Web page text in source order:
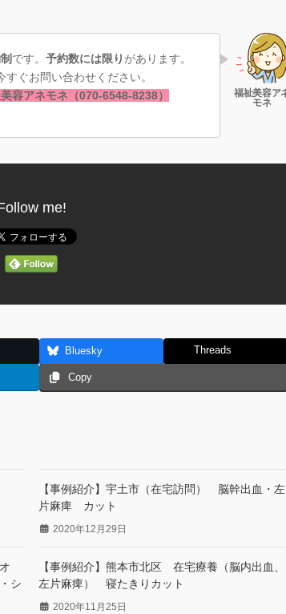
です。 予約数には限り があります。
すぐお問い合わせください。
容アネモネ（070-6548-8238）
me!
Bluesky Threads
Copy
【事例紹介】宇土市（在宅訪問） 脳幹出血・左
片麻痺 カット
2020年12月29日
シ
【事例紹介】熊本市北区 在宅療養（脳内出血、
左片麻痺） 寝たきりカット
2020年11月25日